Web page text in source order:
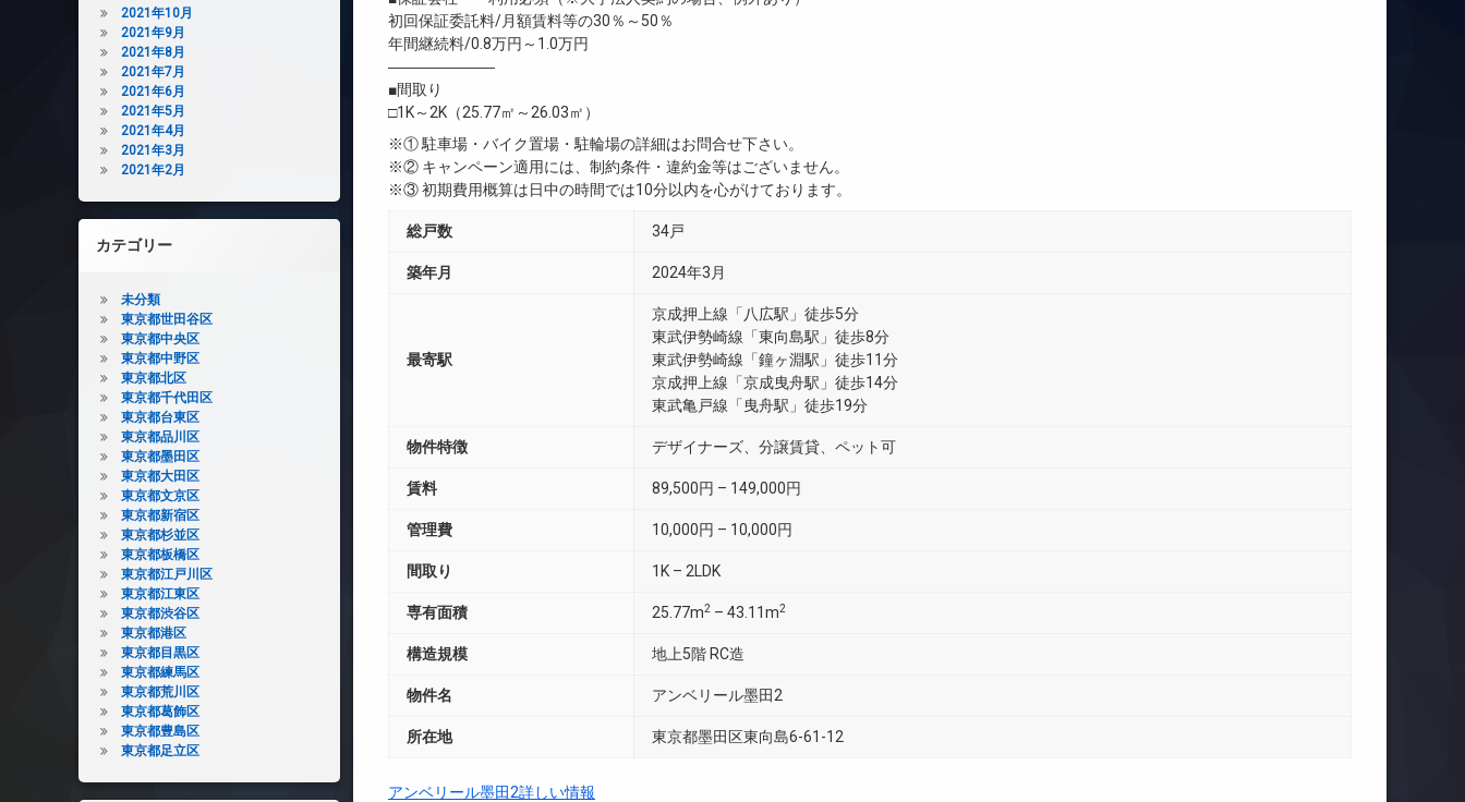
初回保証委託料/月額賃料等の30％～50％
年間継続料/0.8万円～1.0万円
―――――――
■間取り
□1K～2K（25.77㎡～26.03㎡）
※① 駐車場・バイク置場・駐輪場の詳細はお問合せ下さい。
※② キャンペーン適用には、制約条件・違約金等はございません。
※③ 初期費用概算は日中の時間では10分以内を心がけております。
総戸数 34戸
築年月 2024年3月
最寄駅
京成押上線「八広駅」徒歩5分
東武伊勢崎線「東向島駅」徒歩8分
東武伊勢崎線「鐘ヶ淵駅」徒歩11分
京成押上線「京成曳舟駅」徒歩14分
東武亀戸線「曳舟駅」徒歩19分
物件特徴 デザイナーズ、分譲賃貸、ペット可
賃料 89,500円 – 149,000円
管理費 10,000円 – 10,000円
間取り 1K – 2LDK
専有面積 25.77m2 – 43.11m2
構造規模 地上5階 RC造
物件名 アンベリール墨田2
所在地 東京都墨田区東向島6-61-12
アンベリール墨田2詳しい情報
2021年10月
2021年9月
2021年8月
2021年7月
2021年6月
2021年5月
2021年4月
2021年3月
2021年2月
カテゴリー
未分類
東京都世田谷区
東京都中央区
東京都中野区
東京都北区
東京都千代田区
東京都台東区
東京都品川区
東京都墨田区
東京都大田区
東京都文京区
東京都新宿区
東京都杉並区
東京都板橋区
東京都江戸川区
東京都江東区
東京都渋谷区
東京都港区
東京都目黒区
東京都練馬区
東京都荒川区
東京都葛飾区
東京都豊島区
東京都足立区